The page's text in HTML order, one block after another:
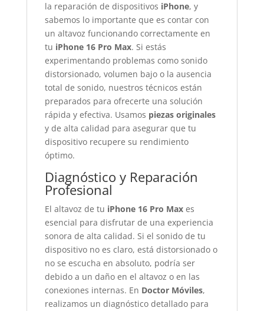
la reparación de dispositivos iPhone, y
sabemos lo importante que es contar con
un altavoz funcionando correctamente en
tu iPhone 16 Pro Max. Si estás
experimentando problemas como sonido
distorsionado, volumen bajo o la ausencia
total de sonido, nuestros técnicos están
preparados para ofrecerte una solución
rápida y efectiva. Usamos piezas originales
y de alta calidad para asegurar que tu
dispositivo recupere su rendimiento
óptimo.
Diagnóstico y Reparación
Profesional
El altavoz de tu iPhone 16 Pro Maxes
esencial para disfrutar de una experiencia
sonora de alta calidad. Si el sonido de tu
dispositivo no es claro, está distorsionado o
no se escucha en absoluto, podría ser
debido a un daño en el altavoz o en las
conexiones internas. En Doctor Móviles,
realizamos un diagnóstico detallado para